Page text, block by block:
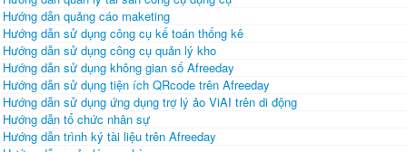
Hướng dẫn quảng cáo maketing
Hướng dẫn sử dụng công cụ kế toán thống kê
Hướng dẫn sử dụng công cụ quản lý kho
Hướng dẫn sử dụng không gian số Afreeday
Hướng dẫn sử dụng tiện ích QRcode trên Afreeday
Hướng dẫn sử dụng ứng dụng trợ lý ảo ViAI trên di động
Hướng dẫn tổ chức nhân sự
Hướng dẫn trình ký tài liệu trên Afreeday